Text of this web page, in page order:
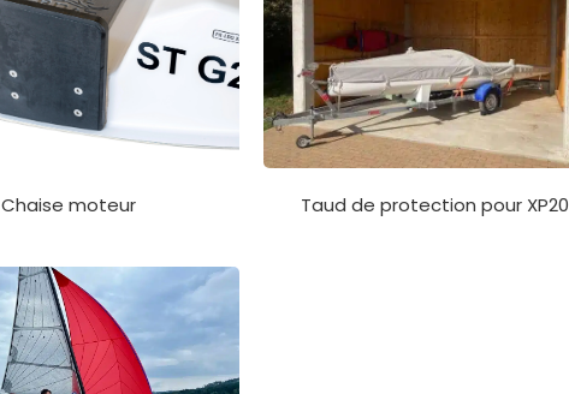
Chaise moteur Taud de protection pour XP20